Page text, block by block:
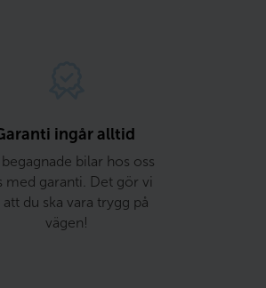
ingår alltid
bilar hos oss
med garanti. Det gör vi
du ska vara trygg på
vägen!